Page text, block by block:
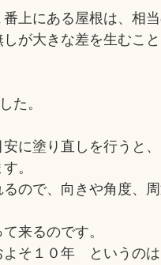
上にある屋根は、相
が大きな差を生むこ
た。
に塗り直しを行うと
。
ので、向きや角度、
来るのです。
よそ１０年 というの